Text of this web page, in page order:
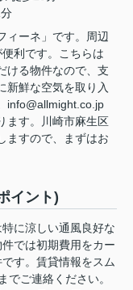
ィーネ」です。周辺
利です。こちらは
ける物件なので、支
新鮮な空気を取り入
info@allmight.co.jp
ます。川崎市麻生区
ますので、まずはお
イント)
に涼しい通風良好な
では初期費用をカー
す。賃貸情報をスム
でご連絡ください。